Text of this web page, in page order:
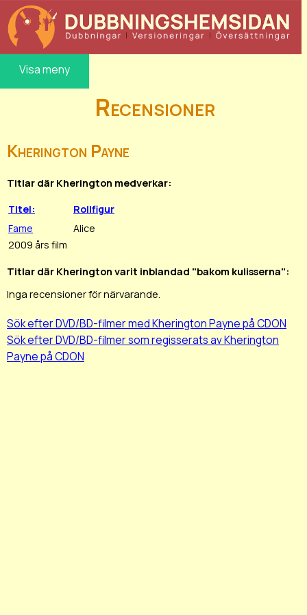
Visa meny
Recensioner
Kherington Payne
Titlar där Kherington medverkar:
Titel:
Rollfigur
Fame
2009 års film
Alice
Titlar där Kherington varit inblandad "bakom kulisserna":
Inga recensioner för närvarande.
Sök efter DVD/BD-filmer med Kherington Payne på CDON
Sök efter DVD/BD-filmer som regisserats av Kherington
Payne på CDON